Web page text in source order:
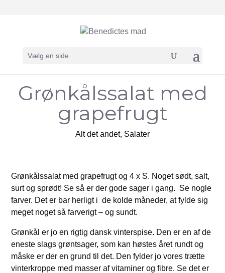
Vælg en side
Grønkålssalat med
grapefrugt
Alt det andet, Salater
Grønkålssalat med grapefrugt og 4 x S. Noget sødt, salt,
surt og sprødt! Se så er der gode sager i gang. Se nogle
farver. Det er bar herligt i de kolde måneder, at fylde sig
meget noget så farverigt – og sundt.
Grønkål er jo en rigtig dansk vinterspise. Den er en af de
eneste slags grøntsager, som kan høstes året rundt og
måske er der en grund til det. Den fylder jo vores trætte
vinterkroppe med masser af vitaminer og fibre. Se det er